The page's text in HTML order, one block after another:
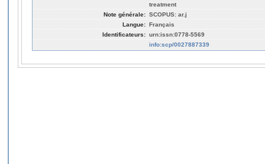
treatment
Note générale: SCOPUS: ar.j
Langue: Français
Identificateurs: urn:issn:0778-5569
info:scp/0027887339